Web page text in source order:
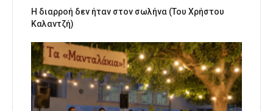
Η διαρροή δεν ήταν στον σωλήνα (Του Χρήστου
Καλαντζή)